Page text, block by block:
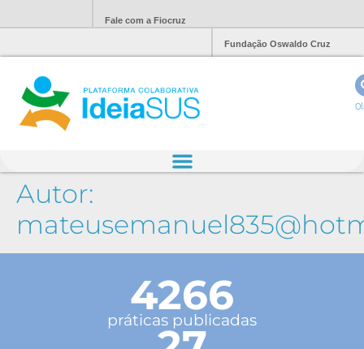
Fale com a Fiocruz
Fundação Oswaldo Cruz
Autor:
4266
práticas publicadas